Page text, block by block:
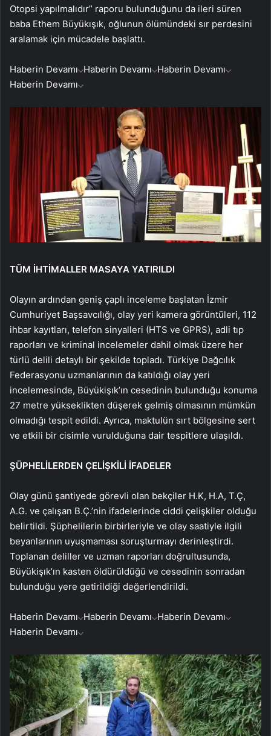
Otopsi yapılmalıdır” raporu bulunduğunu da ileri süren
baba Ethem Büyükışık, oğlunun ölümündeki sır perdesini
aralamak için mücadele başlattı.
Haberin Devamı Haberin Devamı Haberin Devamı
Haberin Devamı
TÜM İHTİMALLER MASAYA YATIRILDI
Olayın ardından geniş çaplı inceleme başlatan İzmir
Cumhuriyet Başsavcılığı, olay yeri kamera görüntüleri, 112
ihbar kayıtları, telefon sinyalleri (HTS ve GPRS), adli tıp
raporları ve kriminal incelemeler dahil olmak üzere her
türlü delili detaylı bir şekilde topladı. Türkiye Dağcılık
Federasyonu uzmanlarının da katıldığı olay yeri
incelemesinde, Büyükişık’ın cesedinin bulunduğu konuma
27 metre yükseklikten düşerek gelmiş olmasının mümkün
olmadığı tespit edildi. Ayrıca, maktulün sırt bölgesine sert
ve etkili bir cisimle vurulduğuna dair tespitlere ulaşıldı.
ŞÜPHELİLERDEN ÇELİŞKİLİ İFADELER
Olay günü şantiyede görevli olan bekçiler H.K, H.A, T.Ç,
A.G. ve çalışan B.Ç.’nin ifadelerinde ciddi çelişkiler olduğu
belirtildi. Şüphelilerin birbirleriyle ve olay saatiyle ilgili
beyanlarının uyuşmaması soruşturmayı derinleştirdi.
Toplanan deliller ve uzman raporları doğrultusunda,
Büyükişık’ın kasten öldürüldüğü ve cesedinin sonradan
bulunduğu yere getirildiği değerlendirildi.
Haberin Devamı Haberin Devamı Haberin Devamı
Haberin Devamı